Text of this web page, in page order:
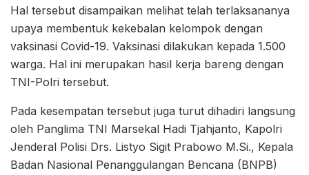
Hal tersebut disampaikan melihat telah terlaksananya
upaya membentuk kekebalan kelompok dengan
vaksinasi Covid-19. Vaksinasi dilakukan kepada 1.500
warga. Hal ini merupakan hasil kerja bareng dengan
TNI-Polri tersebut.
Pada kesempatan tersebut juga turut dihadiri langsung
oleh Panglima TNI Marsekal Hadi Tjahjanto, Kapolri
Jenderal Polisi Drs. Listyo Sigit Prabowo M.Si., Kepala
Badan Nasional Penanggulangan Bencana (BNPB)